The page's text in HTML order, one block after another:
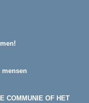
COMMUNIE OF HET